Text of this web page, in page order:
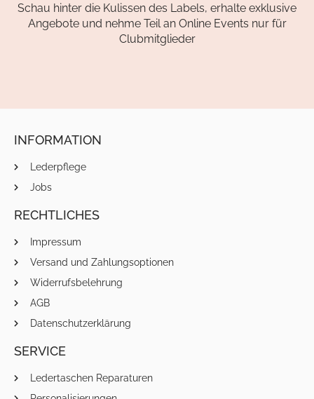
Schau hinter die Kulissen des Labels, erhalte exklusive
Angebote und nehme Teil an Online Events nur für
Clubmitglieder
INFORMATION
Lederpflege
Jobs
RECHTLICHES
Impressum
Versand und Zahlungsoptionen
Widerrufsbelehrung
AGB
Datenschutzerklärung
SERVICE
Ledertaschen Reparaturen